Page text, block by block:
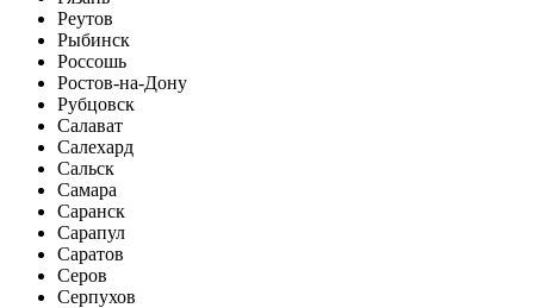
Реутов
Рыбинск
Россошь
Ростов-на-Дону
Рубцовск
Салават
Салехард
Сальск
Самара
Саранск
Сарапул
Саратов
Серов
Серпухов